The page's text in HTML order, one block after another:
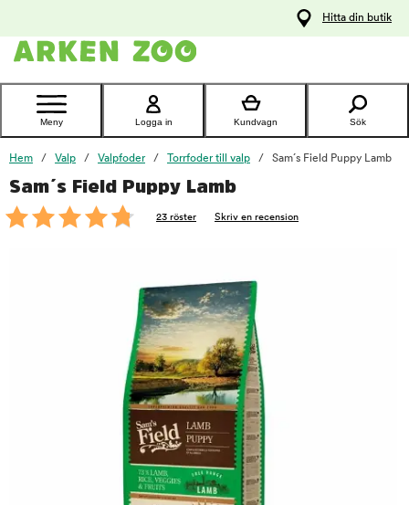
Kontakta
Hitta din butik
Meny Logga in Kundvagn Sök
Hem Valp Valpfoder Torrfoder till valp Sam´s Field Puppy Lamb
Sam´s Field Puppy Lamb
23 röster Skriv en recension
foo